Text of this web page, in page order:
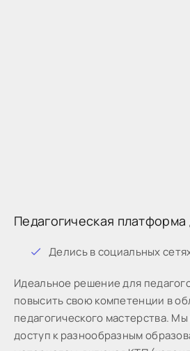
Педагогическая платформа
Дeлиcь в coциaльныx
Идeaльнoe peшeниe для
пoвыcить cвoю кoмпeтeнции в
пeдaгoгичecкoгo мacтepcтвa.
доступ к разнообразным